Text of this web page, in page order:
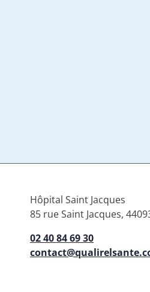
Hôpital Saint Jacques
85 rue Saint Jacques,
02 40 84 69 30